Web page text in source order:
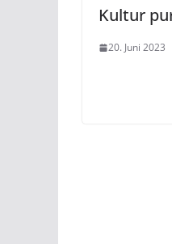
Kultur
20. Juni 2023